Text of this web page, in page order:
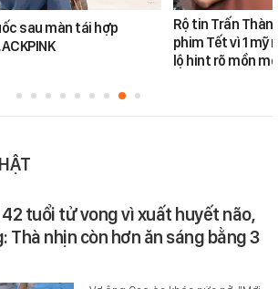
sau màn tái hợp
Rộ tin Trấn
phim Tết vì 1 mỹ
lộ hint rõ mồn
tuổi tử vong vì xuất huyết não,
Thà nhịn còn hơn ăn sáng bằng 3